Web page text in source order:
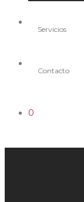
Servicios
Contacto
0